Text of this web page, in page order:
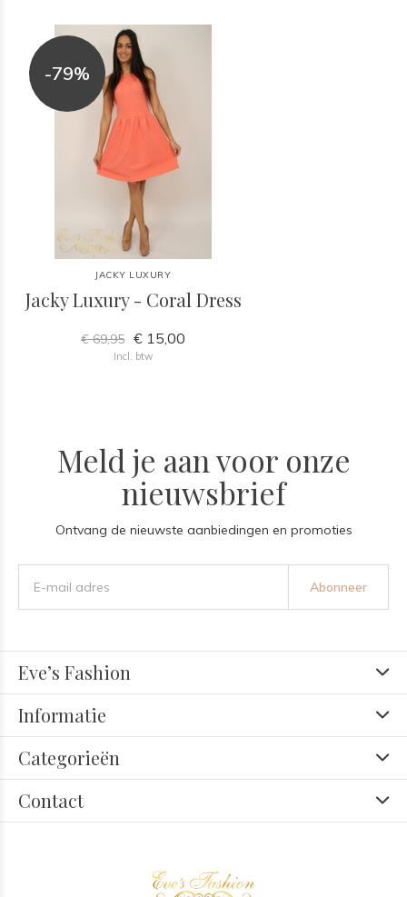
-79%
JACKY LUXURY
Jacky Luxury - Coral Dress
€ 69,95 € 15,00
Incl. btw
Meld je aan voor onze
nieuwsbrief
Ontvang de nieuwste aanbiedingen en promoties
Abonneer
Eve’s Fashion
Informatie
Categorieën
Contact